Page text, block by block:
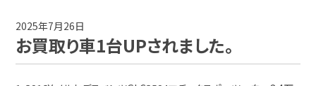
ポルシェ買取実績
2025年7月26日
お買取り車1台UPされました。